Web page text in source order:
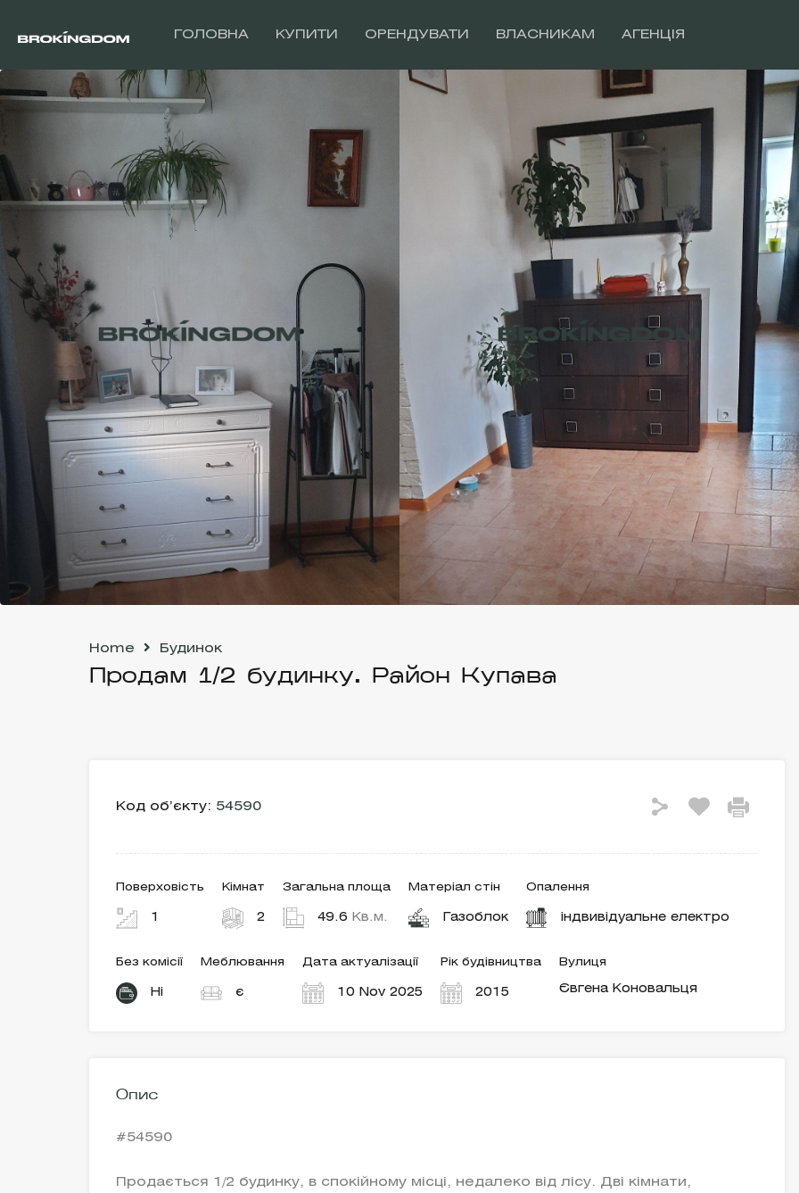
ГОЛОВНА КУПИТИ ОРЕНДУВАТИ ВЛАСНИКАМ АГЕНЦІЯ
Home Будинок
Продам 1/2 будинку. Район Купава
Код об’єкту: 54590
Поверховість
1
Кімнат
2
Загальна площа
49.6 Кв.м.
Матеріал стін
Газоблок
Опалення
індвивідуальне електро
Без комісії
Ні
Меблювання
є
Дата актуалізації
10 Nov 2025
Рік будівництва
2015
Вулиця
Євгена Коновальця
Опис
#54590
Продається 1/2 будинку, в спокійному місці, недалеко від лісу. Дві кімнати,